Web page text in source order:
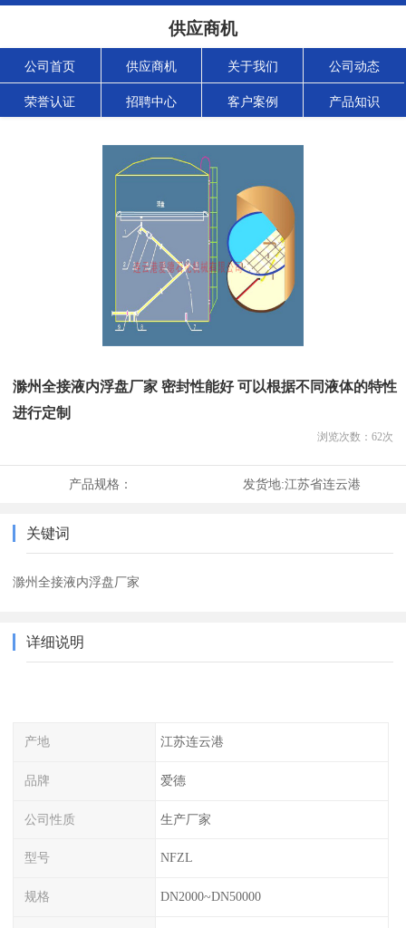
供应商机
公司首页 供应商机 关于我们 公司动态
荣誉认证 招聘中心 客户案例 产品知识
滁州全接液内浮盘厂家 密封性能好 可以根据不同液体的特性
进行定制
浏览次数： 62次
产品规格： 发货地:江苏省连云港
关键词
滁州全接液内浮盘厂家
详细说明
产地 江苏连云港
品牌 爱德
公司性质 生产厂家
型号 NFZL
规格 DN2000~DN50000